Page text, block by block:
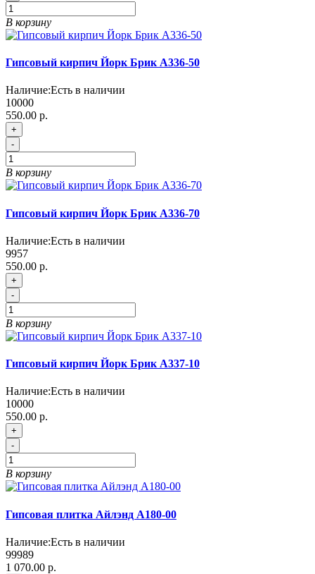
В корзину
Гипсовый кирпич Йорк Брик A336-50
Наличие:Есть в наличии
10000
550.00 р.
+
-
В корзину
Гипсовый кирпич Йорк Брик A336-70
Наличие:Есть в наличии
9957
550.00 р.
+
-
В корзину
Гипсовый кирпич Йорк Брик A337-10
Наличие:Есть в наличии
10000
550.00 р.
+
-
В корзину
Гипсовая плитка Айлэнд А180-00
Наличие:Есть в наличии
99989
1 070.00 р.